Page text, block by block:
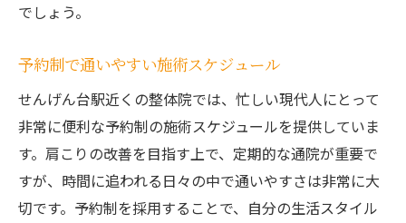
でしょう。
予約制で通いやすい施術スケジュール
せんげん台駅近くの整体院では、忙しい現代人にとって
非常に便利な予約制の施術スケジュールを提供していま
す。肩こりの改善を目指す上で、定期的な通院が重要で
すが、時間に追われる日々の中で通いやすさは非常に大
切です。予約制を採用することで、自分の生活スタイル